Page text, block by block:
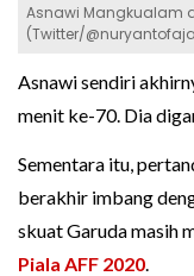
Asnawi Mangkualam
(Twitter/
Asnawi sendiri
menit ke-70. Dia
Sementara itu,
berakhir imbang
skuat Garuda masih
Piala AFF 2020.